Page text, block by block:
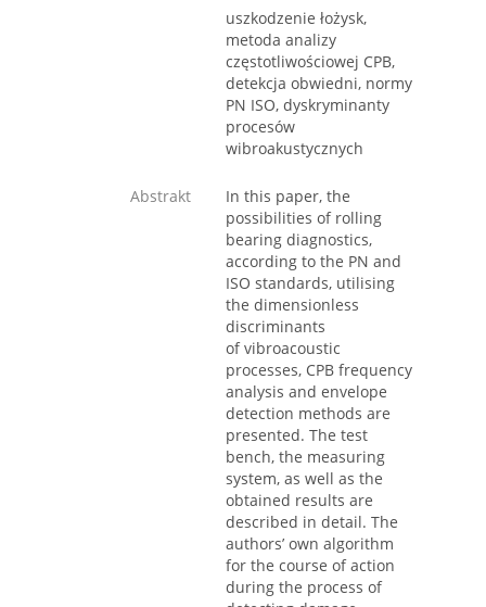
uszkodzenie łożysk,
metoda analizy
częstotliwościowej CPB,
detekcja obwiedni, normy
PN ISO, dyskryminanty
procesów
wibroakustycznych
Abstrakt
In this paper, the
possibilities of rolling
bearing diagnostics,
according to the PN and
ISO standards, utilising
the dimensionless
discriminants
of vibroacoustic
processes, CPB frequency
analysis and envelope
detection methods are
presented. The test
bench, the measuring
system, as well as the
obtained results are
described in detail. The
authors’ own algorithm
for the course of action
during the process of